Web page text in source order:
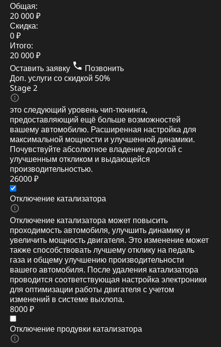
Общая:
20 000 ₽
Скидка:
0 ₽
Итого:
20 000 ₽
Оставить заявку
Позвонить
Доп. услуги со скидкой 50%
Stage 2
это следующий уровень чип-тюнинга,
предоставляющий ещё больше возможностей
вашему автомобилю. Расширенная настройка для
максимальной мощности и улучшенной динамики.
Почувствуйте абсолютное владение дорогой с
улучшенным откликом и выдающейся
производительностью.
26000 ₽
Отключение катализатора
Отключение катализатора может повысить
проходимость автомобиля, улучшить динамику и
увеличить мощность двигателя. Это изменение может
также способствовать лучшему отклику на педаль
газа и общему улучшению производительности
вашего автомобиля. После удаления катализатора
проводится соответствующая настройка электроники
для оптимизации работы двигателя с учетом
изменений в системе выхлопа.
8000 ₽
Отключение продувки катализатора